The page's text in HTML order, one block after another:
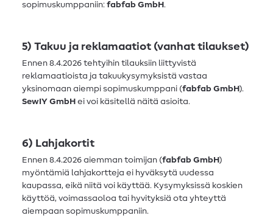
sopimuskumppaniin: fabfab GmbH.
5) Takuu ja reklamaatiot (vanhat tilaukset)
Ennen 8.4.2026 tehtyihin tilauksiin liittyvistä
reklamaatioista ja takuukysymyksistä vastaa
yksinomaan aiempi sopimuskumppani (fabfab GmbH).
SewIY GmbH ei voi käsitellä näitä asioita.
6) Lahjakortit
Ennen 8.4.2026 aiemman toimijan (fabfab GmbH)
myöntämiä lahjakortteja ei hyväksytä uudessa
kaupassa, eikä niitä voi käyttää. Kysymyksissä koskien
käyttöä, voimassaoloa tai hyvityksiä ota yhteyttä
aiempaan sopimuskumppaniin.